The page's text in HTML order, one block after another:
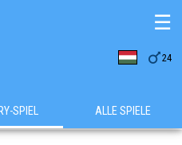
24
☰
SPIEL ALLE SPIELE